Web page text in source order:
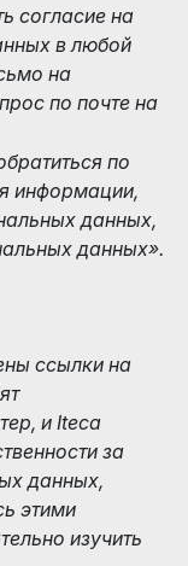
согласие на
в любой
на
по почте на
по
информации,
данных,
данных».
ссылки на
и Iteca
за
данных,
этими
изучить